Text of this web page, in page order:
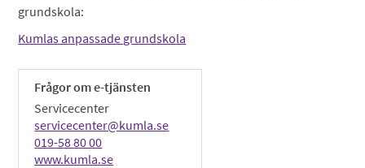
grundskola:
Kumlas anpassade grundskola
Frågor om e-tjänsten
Servicecenter
servicecenter@kumla.se
019-58 80 00
www.kumla.se